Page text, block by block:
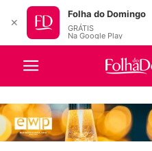
✕
Folha do Domingo
GRÁTIS
Na Google Play